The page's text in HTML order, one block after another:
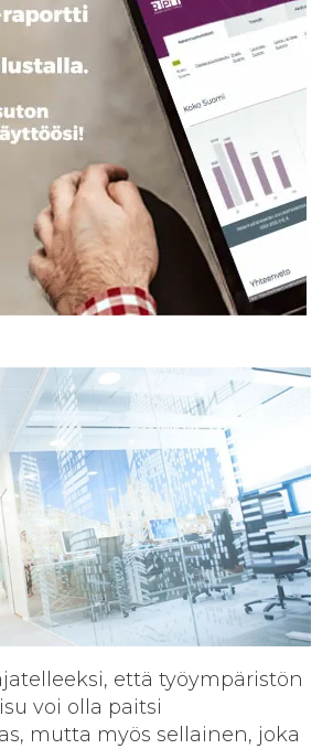
että työympäristön
voi olla paitsi
mutta myös sellainen, joka